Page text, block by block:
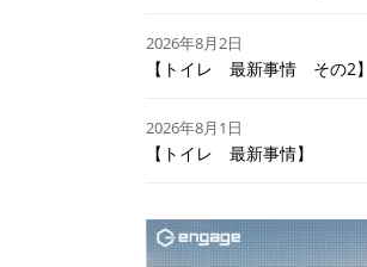
2026年8月2日
【トイレ 最新事情 その2】
2026年8月1日
【トイレ 最新事情】